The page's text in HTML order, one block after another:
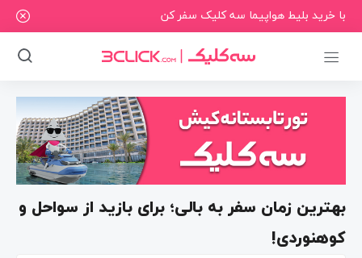
با خرید بلیط هواپیما سه کلیک سفر کن
بهترین زمان سفر به بالی؛ برای بازید از سواحل و
کوهنوردی!